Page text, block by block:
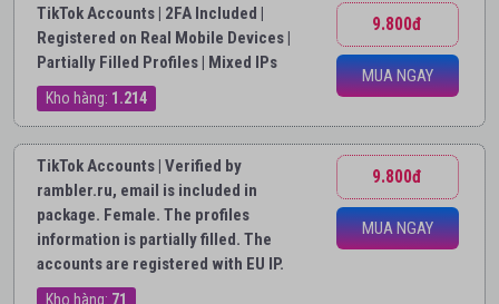
TikTok Accounts | 2FA Included |
Registered on Real Mobile Devices |
Partially Filled Profiles | Mixed IPs
Kho hàng: 1.214
9.800đ
MUA NGAY
TikTok Accounts | Verified by
rambler.ru, email is included in
package. Female. The profiles
information is partially filled. The
accounts are registered with EU IP.
Kho hàng: 71
9.800đ
MUA NGAY